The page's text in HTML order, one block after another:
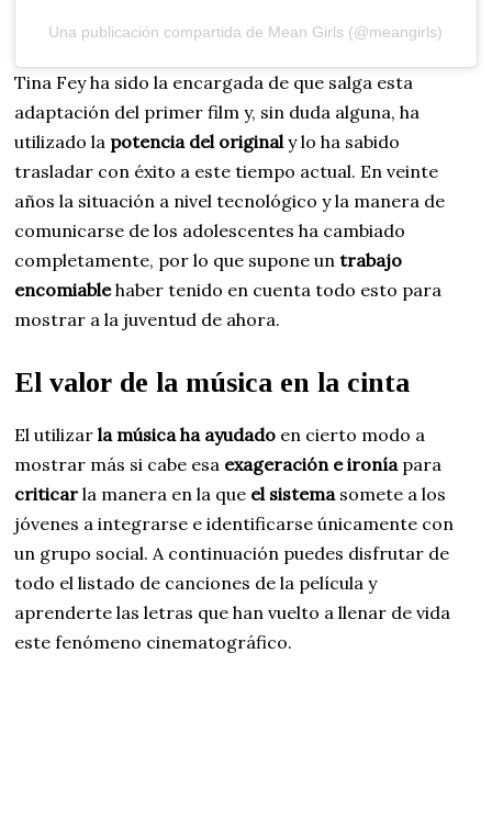
Una publicación compartida de Mean Girls (@meangirls)
Tina Fey ha sido la encargada de que salga esta
adaptación del primer film y, sin duda alguna, ha
utilizado la potencia del originaly lo ha sabido
trasladar con éxito a este tiempo actual. En veinte
años la situación a nivel tecnológico y la manera de
comunicarse de los adolescentes ha cambiado
completamente, por lo que supone untrabajo
encomiablehaber tenido en cuenta todo esto para
mostrar a la juventud de ahora.
El valor de la música en la cinta
El utilizar la música ha ayudado en cierto modo a
mostrar más si cabe esa exageración e ironía para
criticar la manera en la que el sistemasomete a los
jóvenes a integrarse e identificarse únicamente con
un grupo social. A continuación puedes disfrutar de
todo el listado de canciones de la película y
aprenderte las letras que han vuelto a llenar de vida
este fenómeno cinematográfico.